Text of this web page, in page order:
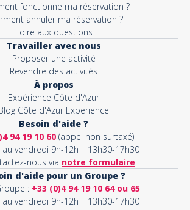
fonctionne ma réservation ?
annuler ma réservation ?
Foire aux questions
Travailler avec nous
Proposer une activité
Revendre des activités
À propos
Expérience Côte d'Azur
Côte d'Azur Experience
Besoin d'aide ?
94 19 10 60 (appel non surtaxé)
au vendredi 9h-12h | 13h30-17h30
nous via notre formulaire
d'aide pour un Groupe ?
: +33 (0)4 94 19 10 64 ou 65
au vendredi 9h-12h | 13h30-17h30